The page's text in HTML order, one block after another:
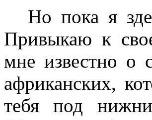
Но пока я
Привыкаю к
мне известно о
африканских,
тебя под